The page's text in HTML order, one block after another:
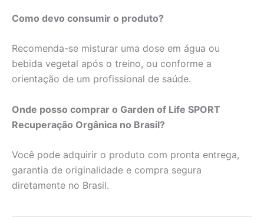
Como devo consumir o produto?
Recomenda-se misturar uma dose em água ou
bebida vegetal após o treino, ou conforme a
orientação de um profissional de saúde.
Onde posso comprar o Garden of Life SPORT
Recuperação Orgânica no Brasil?
Você pode adquirir o produto com pronta entrega,
garantia de originalidade e compra segura
diretamente no Brasil.